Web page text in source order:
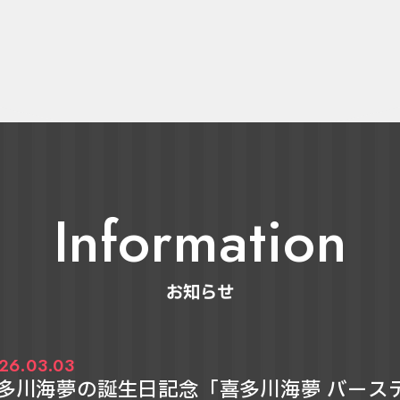
Information
お知らせ
川海夢の誕生日記念「喜多川海夢 バース